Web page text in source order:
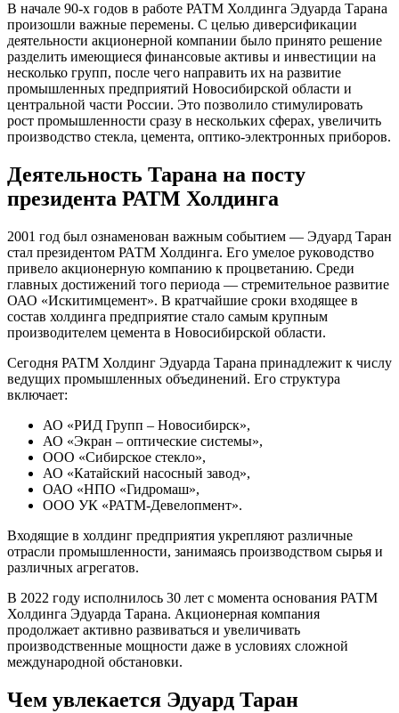
В начале 90-х годов в работе РАТМ Холдинга Эдуарда Тарана
произошли важные перемены. С целью диверсификации
деятельности акционерной компании было принято решение
разделить имеющиеся финансовые активы и инвестиции на
несколько групп, после чего направить их на развитие
промышленных предприятий Новосибирской области и
центральной части России. Это позволило стимулировать
рост промышленности сразу в нескольких сферах, увеличить
производство стекла, цемента, оптико-электронных приборов.
Деятельность Тарана на посту
президента РАТМ Холдинга
2001 год был ознаменован важным событием — Эдуард Таран
стал президентом РАТМ Холдинга. Его умелое руководство
привело акционерную компанию к процветанию. Среди
главных достижений того периода — стремительное развитие
ОАО «Искитимцемент». В кратчайшие сроки входящее в
состав холдинга предприятие стало самым крупным
производителем цемента в Новосибирской области.
Сегодня РАТМ Холдинг Эдуарда Тарана принадлежит к числу
ведущих промышленных объединений. Его структура
включает:
АО «РИД Групп – Новосибирск»,
АО «Экран – оптические системы»,
ООО «Сибирское стекло»,
АО «Катайский насосный завод»,
ОАО «НПО «Гидромаш»,
ООО УК «РАТМ-Девелопмент».
Входящие в холдинг предприятия укрепляют различные
отрасли промышленности, занимаясь производством сырья и
различных агрегатов.
В 2022 году исполнилось 30 лет с момента основания РАТМ
Холдинга Эдуарда Тарана. Акционерная компания
продолжает активно развиваться и увеличивать
производственные мощности даже в условиях сложной
международной обстановки.
Чем увлекается Эдуард Таран